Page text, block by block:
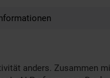
anders. Zusammen